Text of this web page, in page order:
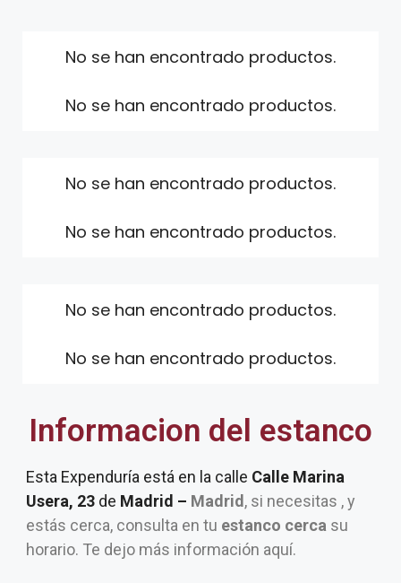
No se han encontrado productos.
No se han encontrado productos.
No se han encontrado productos.
No se han encontrado productos.
No se han encontrado productos.
No se han encontrado productos.
Informacion del estanco
Esta Expenduría está en la calle Calle Marina
Usera, 23 de Madrid – Madrid , si necesitas , y
estás cerca, consulta en tu estanco cerca su
horario. Te dejo más información aquí.